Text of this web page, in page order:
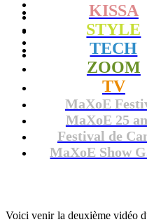
KISSA
STYLE
TECH
ZOOM
TV
MaXoE
MaXoE 25
Festival de
MaXoE Show
Voici venir la deuxième vidéo